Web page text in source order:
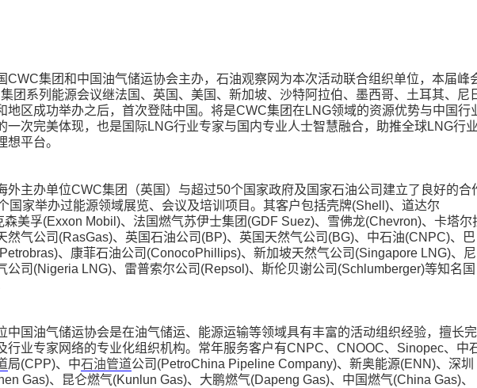
CWC集团和中国油气储运协会主办，石油观察网为本次活动联合组织单位，本届峰
团系列能源会议继法国、英国、美国、新加坡、沙特阿拉伯、墨西哥、土耳其、尼
地区成功举办之后，首次登陆中国。将是CWC集团在LNG领域的资源优势与中国行
一次完美体现，也是国际LNG行业专家与国内专业人士智慧融合，助推全球LNG行业
想平台。
外主办单位CWC集团（英国）与超过50个国家政府及国家石油公司建立了良好的合
国家举办过能源领域展览、会议及培训项目。其客户包括壳牌(Shell)、道达尔
森美孚(Exxon Mobil)、法国燃气苏伊士集团(GDF Suez)、雪佛龙(Chevron)、卡塔尔
然气公司(RasGas)、英国石油公司(BP)、英国天然气公司(BG)、中石油(CNPC)、巴
、康菲石油公司(ConocoPhillips)、新加坡天然气公司(Singapore LNG)、尼
公司(Nigeria LNG)、雷普索尔公司(Repsol)、斯伦贝谢公司(Schlumberger)等知名国
中国油气储运协会是在油气储运、能源运输等领域具有丰富的活动组织经验，擅长完
行业专家网络的专业化组织机构。常年服务客户有CNPC、CNOOC、Sinopec、中
局(CPP)、中石油管道公司(PetroChina Pipeline Company)、新奥能源(ENN)、深圳
Gas)、昆仑燃气(Kunlun Gas)、大鹏燃气(Dapeng Gas)、中国燃气(China Gas)、